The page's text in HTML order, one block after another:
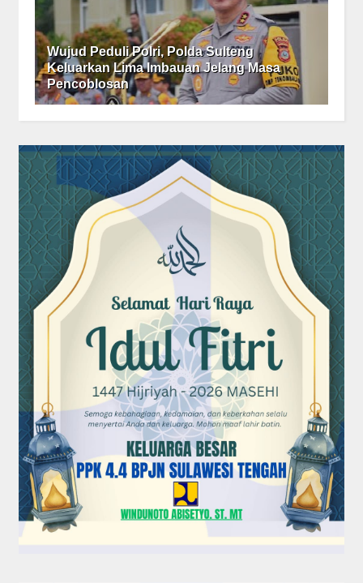
Wujud Peduli Polri, Polda Sulteng
Keluarkan Lima Imbauan Jelang Masa
Pencoblosan